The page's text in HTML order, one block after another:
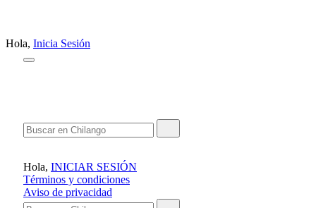
Hola, Inicia Sesión
Hola, INICIAR SESIÓN
Términos y condiciones
Aviso de privacidad